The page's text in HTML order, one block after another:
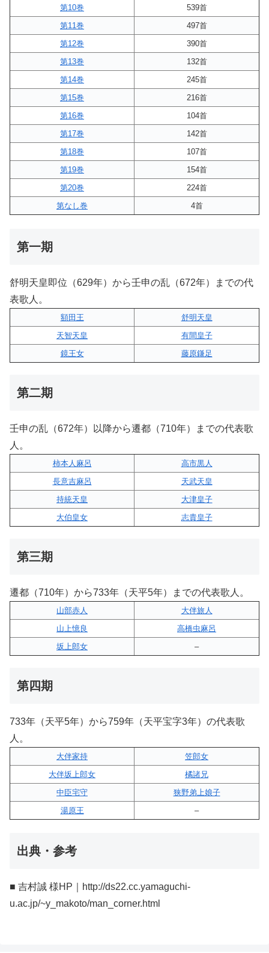
第10巻
539首
第11巻
497首
第12巻
390首
第13巻
132首
第14巻
245首
第15巻
216首
第16巻
104首
第17巻
142首
第18巻
107首
第19巻
154首
第20巻
224首
第なし巻
4首
第一期
舒明天皇即位（629年）から壬申の乱（672年）までの代
表歌人。
額田王
舒明天皇
天智天皇
有間皇子
鏡王女
藤原鎌足
第二期
壬申の乱（672年）以降から遷都（710年）までの代表歌
人。
柿本人麻呂
高市黒人
長意吉麻呂
天武天皇
持統天皇
大津皇子
大伯皇女
志貴皇子
第三期
遷都（710年）から733年（天平5年）までの代表歌人。
山部赤人
大伴旅人
山上憶良
高橋虫麻呂
坂上郎女
–
第四期
733年（天平5年）から759年（天平宝字3年）の代表歌
人。
大伴家持
笠郎女
大伴坂上郎女
橘諸兄
中臣宅守
狭野弟上娘子
湯原王
–
出典・参考
■ 吉村誠 様HP｜http://ds22.cc.yamaguchi-
u.ac.jp/~y_makoto/man_corner.html